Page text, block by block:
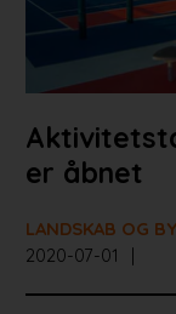
Jobportal
er åbnet
LANDSKAB OG
2020-07-01